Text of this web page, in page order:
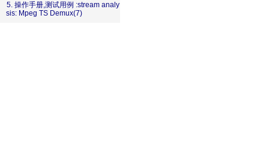
5. 操作手册,测试用例 :stream analy
sis: Mpeg TS Demux(7)